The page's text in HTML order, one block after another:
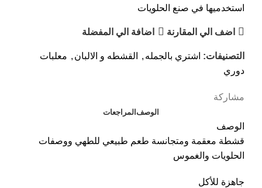
استخدميها في صنع الحلويات
اضف الي المقارنة اضافة الي المفضلة
التصنيفات: اشتري بالجمله , القشطه و الالبان , معلبات
دوري
مشاركة
الوصف المراجعات
الوصف
قشطة معقمة ومتجانسة طعم طبيعي للطهي ووصفات
الحلويات والغموس
جاهزة للأكل